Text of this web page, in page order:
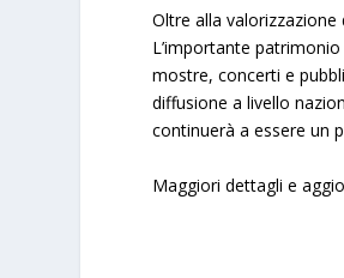
Oltre alla
L’importante
mostre, concerti e
diffusione a livello
continuerà a essere un
Maggiori dettagli e